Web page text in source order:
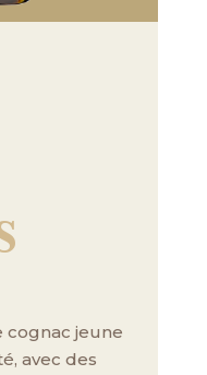
cognac jeune
avec des